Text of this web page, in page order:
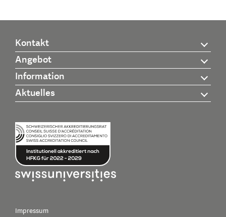
Kontakt
Angebot
Information
Aktuelles
Impressum